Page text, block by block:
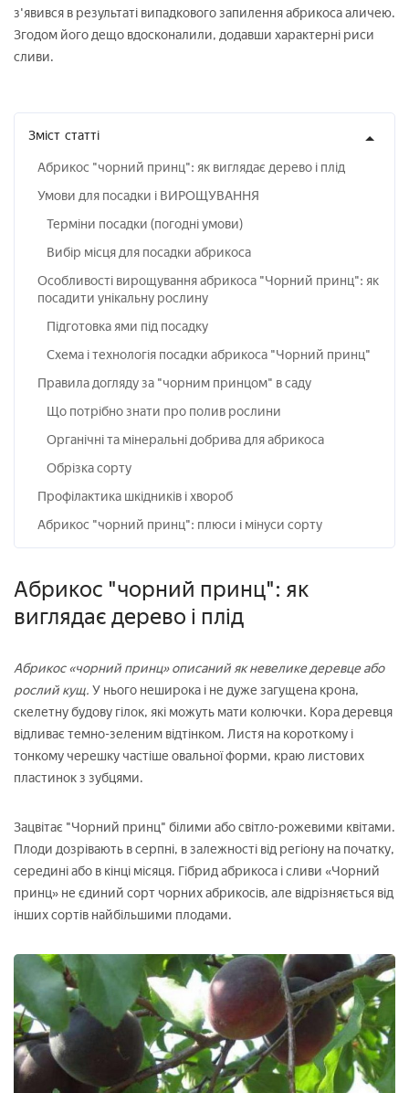
з'явився в результаті випадкового запилення абрикоса аличею.
Згодом його дещо вдосконалили, додавши характерні риси
сливи.
Зміст статті
Абрикос "чорний принц": як виглядає дерево і плід
Умови для посадки і ВИРОЩУВАННЯ
Терміни посадки (погодні умови)
Вибір місця для посадки абрикоса
Особливості вирощування абрикоса "Чорний принц": як
посадити унікальну рослину
Підготовка ями під посадку
Схема і технологія посадки абрикоса "Чорний принц"
Правила догляду за "чорним принцом" в саду
Що потрібно знати про полив рослини
Органічні та мінеральні добрива для абрикоса
Обрізка сорту
Профілактика шкідників і хвороб
Абрикос "чорний принц": плюси і мінуси сорту
Абрикос "чорний принц": як
виглядає дерево і плід
Абрикос «чорний принц» описаний як невелике деревце або
рослий кущ. У нього неширока і не дуже загущена крона,
скелетну будову гілок, які можуть мати колючки. Кора деревця
відливає темно-зеленим відтінком. Листя на короткому і
тонкому черешку частіше овальної форми, краю листових
пластинок з зубцями.
Зацвітає "Чорний принц" білими або світло-рожевими квітами.
Плоди дозрівають в серпні, в залежності від регіону на початку,
середині або в кінці місяця. Гібрид абрикоса і сливи «Чорний
принц» не єдиний сорт чорних абрикосів, але відрізняється від
інших сортів найбільшими плодами.